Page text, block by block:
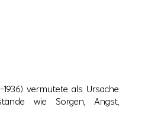
vermutete als Ursache
wie Sorgen, Angst,